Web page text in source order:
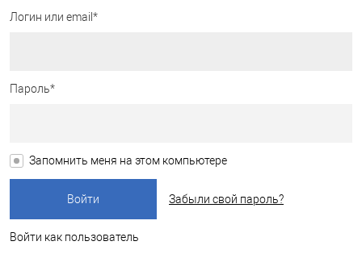
Логин или email*
Пароль*
Запомнить меня на этом компьютере
Забыли свой пароль?
Войти как пользователь